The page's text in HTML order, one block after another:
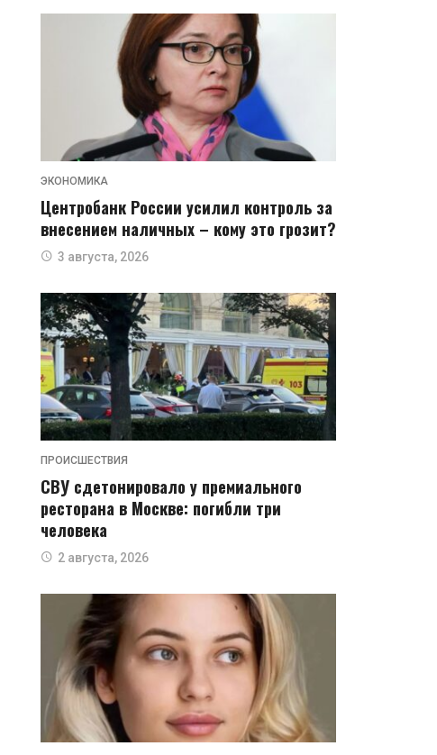
ЭКОНОМИКА
Центробанк России усилил контроль за
внесением наличных – кому это грозит?
3 августа, 2026
ПРОИСШЕСТВИЯ
СВУ сдетонировало у премиального
ресторана в Москве: погибли три
человека
2 августа, 2026